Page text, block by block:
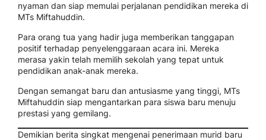
nyaman dan siap memulai perjalanan pendidikan mereka di
MTs Miftahuddin.
Para orang tua yang hadir juga memberikan tanggapan
positif terhadap penyelenggaraan acara ini. Mereka
merasa yakin telah memilih sekolah yang tepat untuk
pendidikan anak-anak mereka.
Dengan semangat baru dan antusiasme yang tinggi, MTs
Miftahuddin siap mengantarkan para siswa baru menuju
prestasi yang gemilang.
Demikian berita singkat mengenai penerimaan murid baru